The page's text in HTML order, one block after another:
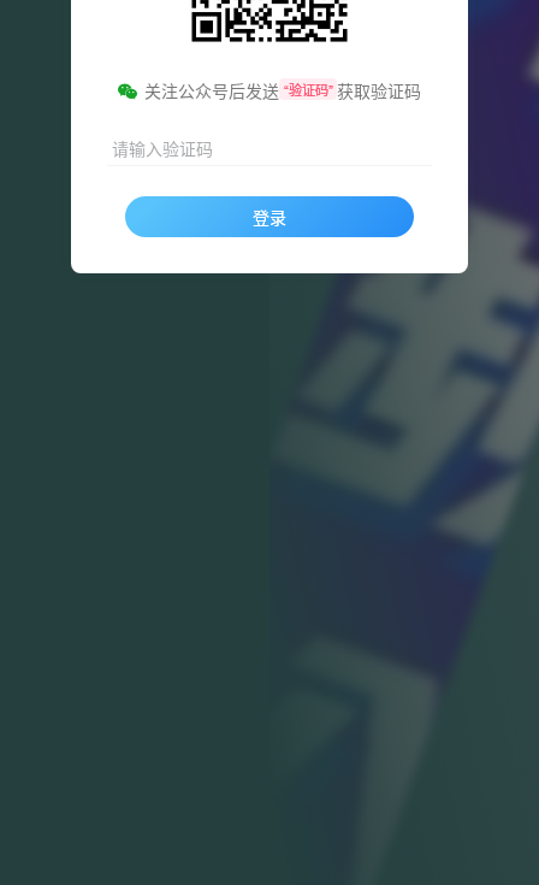
关注公众号后发送 “验证码” 获取验证码
请输入验证码
登录